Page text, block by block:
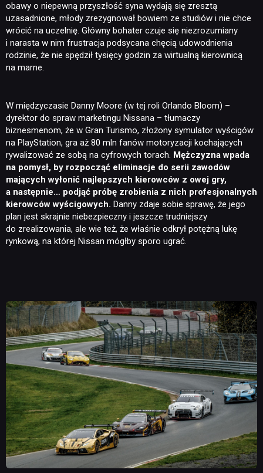
obawy o niepewną przyszłość syna wydają się zresztą
uzasadnione, młody zrezygnował bowiem ze studiów i nie chce
wrócić na uczelnię. Główny bohater czuje się niezrozumiany
i narasta w nim frustracja podsycana chęcią udowodnienia
rodzinie, że nie spędził tysięcy godzin za wirtualną kierownicą
na marne.
W międzyczasie Danny Moore (w tej roli Orlando Bloom) –
dyrektor do spraw marketingu Nissana – tłumaczy
biznesmenom, że w Gran Turismo, złożony symulator wyścigów
na PlayStation, gra aż 80 mln fanów motoryzacji kochających
rywalizować ze sobą na cyfrowych torach. Mężczyzna wpada
na pomysł, by rozpocząć eliminacje do serii zawodów
mających wyłonić najlepszych kierowców z owej gry,
a następnie… podjąć próbę zrobienia z nich profesjonalnych
kierowców wyścigowych. Danny zdaje sobie sprawę, że jego
plan jest skrajnie niebezpieczny i jeszcze trudniejszy
do zrealizowania, ale wie też, że właśnie odkrył potężną lukę
rynkową, na której Nissan mógłby sporo ugrać.